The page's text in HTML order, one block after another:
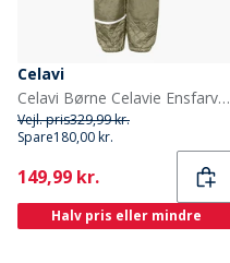
Celavi
Celavi Børne Celavie Ensfarvet Basis Termosæt Khaki
Vejl. pris329,99 kr.
Spare180,00 kr.
Current
149,99 kr.
Halv pris eller mindre